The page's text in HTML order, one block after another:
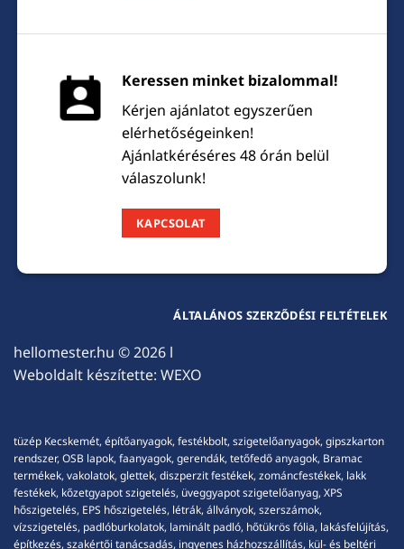
Keressen minket bizalommal!
Kérjen ajánlatot egyszerűen
elérhetőségeinken!
Ajánlatkéréséres 48 órán belül
válaszolunk!
KAPCSOLAT
hellomester.hu © 2026 l
Weboldalt készítette: WEXO
ÁLTALÁNOS SZERZŐDÉSI FELTÉTELEK
tüzép Kecskemét, építőanyagok, festékbolt, szigetelőanyagok, gipszkarton
rendszer, OSB lapok, faanyagok, gerendák, tetőfedő anyagok, Bramac
termékek, vakolatok, glettek, diszperzit festékek, zománcfestékek, lakk
festékek, kőzetgyapot szigetelés, üveggyapot szigetelőanyag, XPS
hőszigetelés, EPS hőszigetelés, létrák, állványok, szerszámok,
vízszigetelés, padlóburkolatok, laminált padló, hőtükrös fólia, lakásfelújítás,
építkezés, szakértői tanácsadás, ingyenes házhozszállítás, kül- és beltéri